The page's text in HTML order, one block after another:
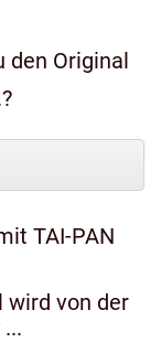
den Original
TAI-PAN
wird von der